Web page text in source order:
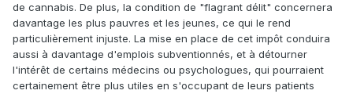
de cannabis. De plus, la condition de "flagrant délit" concernera
davantage les plus pauvres et les jeunes, ce qui le rend
particulièrement injuste. La mise en place de cet impôt conduira
aussi à davantage d'emplois subventionnés, et à détourner
l'intérêt de certains médecins ou psychologues, qui pourraient
certainement être plus utiles en s'occupant de leurs patients